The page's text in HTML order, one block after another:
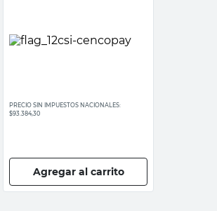
PRECIO SIN IMPUESTOS NACIONALES:
$93.384,30
Agregar al carrito